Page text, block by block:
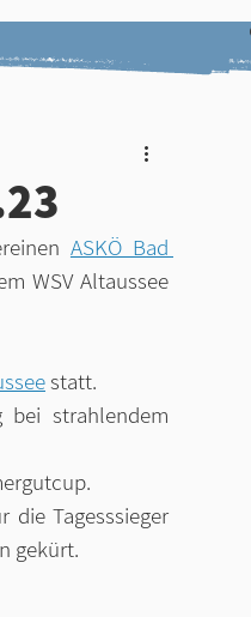
ASKÖ Bad
WSV Altaussee
statt.
strahlendem
die Tagesssieger
gekürt.